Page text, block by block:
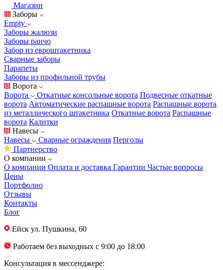
Магазин
Заборы
Empty
Заборы жалюзи
Заборы ранчо
Забор из евроштакетника
Сварные заборы
Парапеты
Заборы из профильной трубы
Ворота
Ворота
Откатные консольные ворота Подвесные откатные
ворота Автоматические распашные ворота Распашные ворота
из металлического штакетника Откатные ворота Распашные
ворота Калитки
Навесы
Навесы
Сварные ограждения Перголы
Партнерство
О компании
О компании Оплата и доставка Гарантии Частые вопросы
Цены
Портфолио
Отзывы
Контакты
Блог
Ейск ул. Пушкина, 60
Работаем без выходных с 9:00 до 18:00
Консультация в мессенджере: